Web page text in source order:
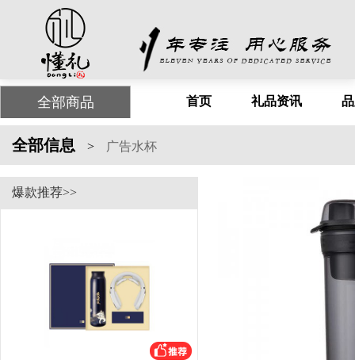
全部商品 首页 礼品资讯
全部信息 > 广告水杯
爆款推荐>>